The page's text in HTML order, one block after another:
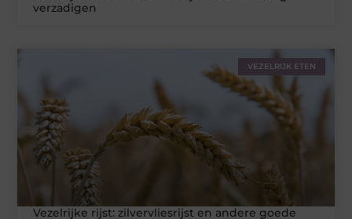
verzadigen
VEZELRIJK ETEN
Vezelrijke rijst: zilvervliesrijst en andere goede